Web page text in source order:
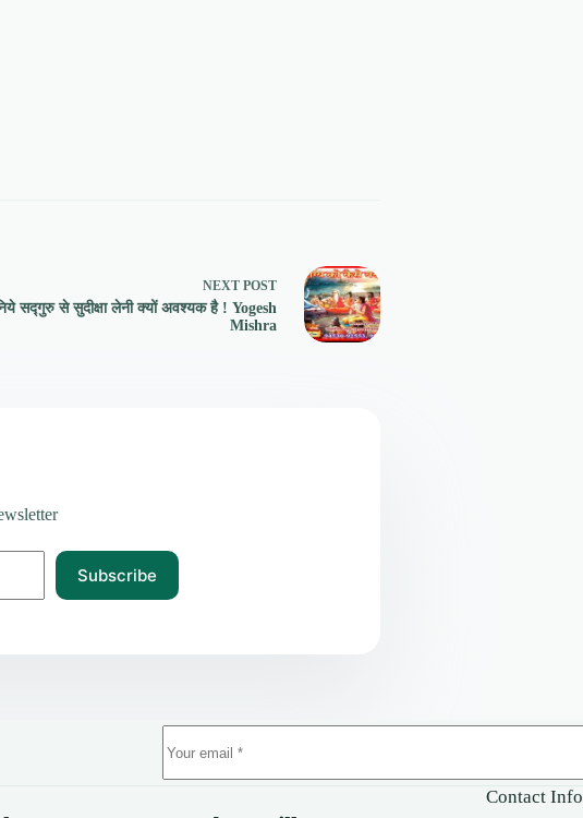
NEXT POST
सद्गुरु से सुदीक्षा लेनी क्यों अवश्यक है ! Yogesh
Mishra
Subscribe
Contact Info